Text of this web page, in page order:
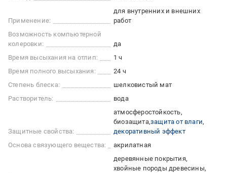
Применение:
для внутренних и внешних
работ
Возможность компьютерной
колеровки:
да
Время высыхания на отлип:
1 ч
Время полного высыхания:
24 ч
Степень блеска:
шелковистый мат
Растворитель:
вода
Защитные свойства:
атмосферостойкость
биозащита защита от влаги
декоративный эффект
Основа связующего вещества:
акрилатная
деревянные покрытия
хвойные породы древесины